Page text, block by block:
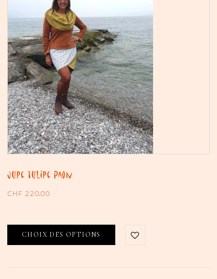
Jupe tulipe Paon
CHF 220.00
CHOIX DES OPTIONS